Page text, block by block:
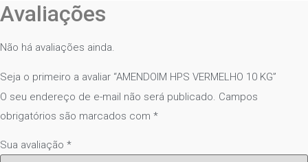
Avaliações
Não há avaliações ainda.
Seja o primeiro a avaliar “AMENDOIM HPS VERMELHO 10 KG”
O seu endereço de e-mail não será publicado. Campos
obrigatórios são marcados com *
Sua avaliação *